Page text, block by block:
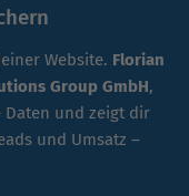
Website. Florian
Group GmbH,
und zeigt dir
und Umsatz –